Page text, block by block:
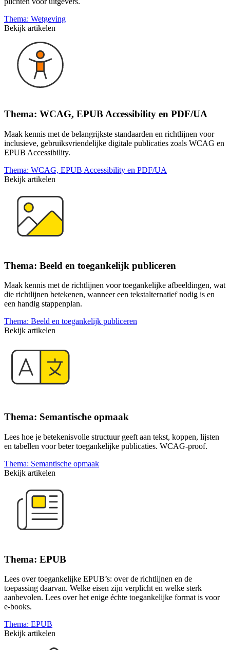
Thema: Wetgeving
Bekijk artikelen
Thema: WCAG, EPUB Accessibility en PDF/UA
Maak kennis met de belangrijkste standaarden en richtlijnen voor
inclusieve, gebruiksvriendelijke digitale publicaties zoals WCAG en
EPUB Accessibility.
Thema: WCAG, EPUB Accessibility en PDF/UA
Bekijk artikelen
Thema: Beeld en toegankelijk publiceren
Maak kennis met de richtlijnen voor toegankelijke afbeeldingen, wat
die richtlijnen betekenen, wanneer een tekstalternatief nodig is en
een handig stappenplan.
Thema: Beeld en toegankelijk publiceren
Bekijk artikelen
Thema: Semantische opmaak
Lees hoe je betekenisvolle structuur geeft aan tekst, koppen, lijsten
en tabellen voor beter toegankelijke publicaties. WCAG-proof.
Thema: Semantische opmaak
Bekijk artikelen
Thema: EPUB
Lees over toegankelijke EPUB’s: over de richtlijnen en de
toepassing daarvan. Welke eisen zijn verplicht en welke sterk
aanbevolen. Lees over het enige échte toegankelijke format is voor
e-books.
Thema: EPUB
Bekijk artikelen